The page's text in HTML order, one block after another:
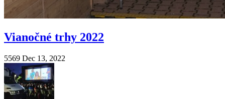
Vianočné trhy 2022
5569 Dec 13, 2022